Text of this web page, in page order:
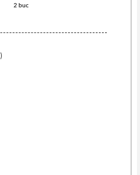
2 buc